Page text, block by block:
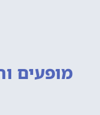
מופעים